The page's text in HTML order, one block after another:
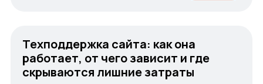
Техподдержка сайта: как она
работает, от чего зависит и где
скрываются лишние затраты